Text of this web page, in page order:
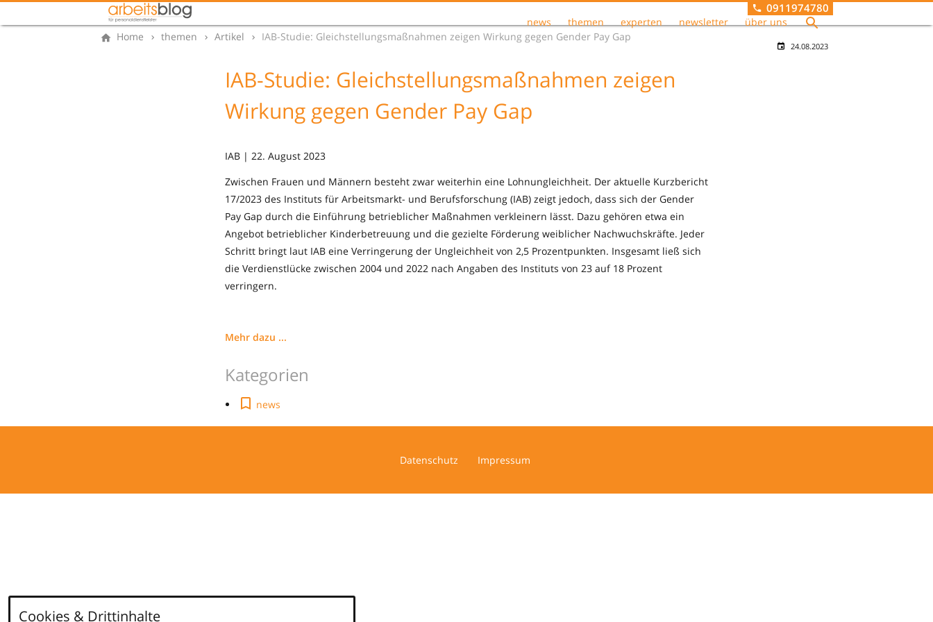
news themen experten newsletter über uns
0911974780
Home themen Artikel IAB-Studie: Gleichstellungsmaßnahmen zeigen Wirkung gegen Gender Pay Gap
24.08.2023
IAB-Studie: Gleichstellungsmaßnahmen zeigen
Wirkung gegen Gender Pay Gap
IAB | 22. August 2023
Zwischen Frauen und Männern besteht zwar weiterhin eine Lohnungleichheit. Der aktuelle Kurzbericht
17/2023 des Instituts für Arbeitsmarkt- und Berufsforschung (IAB) zeigt jedoch, dass sich der Gender
Pay Gap durch die Einführung betrieblicher Maßnahmen verkleinern lässt. Dazu gehören etwa ein
Angebot betrieblicher Kinderbetreuung und die gezielte Förderung weiblicher Nachwuchskräfte. Jeder
Schritt bringt laut IAB eine Verringerung der Ungleichheit von 2,5 Prozentpunkten. Insgesamt ließ sich
die Verdienstlücke zwischen 2004 und 2022 nach Angaben des Instituts von 23 auf 18 Prozent
verringern.
Mehr dazu ...
Kategorien
news
Datenschutz Impressum
Cookies & Drittinhalte